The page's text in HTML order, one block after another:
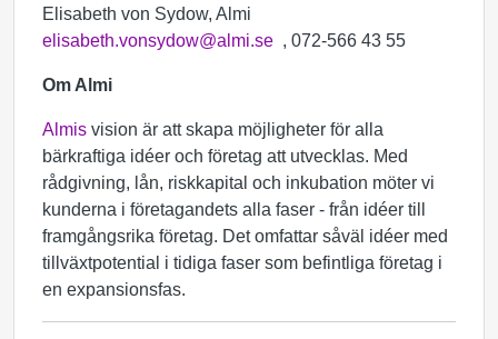
Elisabeth von Sydow, Almi
elisabeth.vonsydow@almi.se , 072-566 43 55
Om Almi
Almis vision är att skapa möjligheter för alla
bärkraftiga idéer och företag att utvecklas. Med
rådgivning, lån, riskkapital och inkubation möter vi
kunderna i företagandets alla faser - från idéer till
framgångsrika företag. Det omfattar såväl idéer med
tillväxtpotential i tidiga faser som befintliga företag i
en expansionsfas.